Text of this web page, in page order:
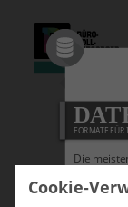
≡ MENU
FORMATE
Die
erfordern
Cookie-